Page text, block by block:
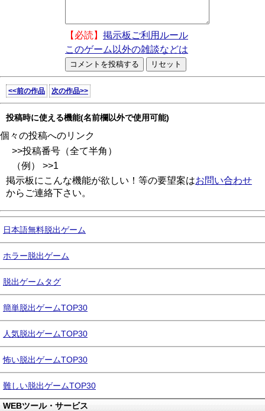
【必読】 掲示板ご利用ルール
このゲーム以外の雑談などは
<<前の作品 次の作品>>
投稿時に使える機能(名前欄以外で使用可能)
個々の投稿へのリンク
>>投稿番号（全て半角）
（例） >>1
掲示板にこんな機能が欲しい！等の要望案はお問い合わせ
からご連絡下さい。
日本語無料脱出ゲーム
ホラー脱出ゲーム
脱出ゲームタグ
簡単脱出ゲームTOP30
人気脱出ゲームTOP30
怖い脱出ゲームTOP30
難しい脱出ゲームTOP30
WEBツール・サービス